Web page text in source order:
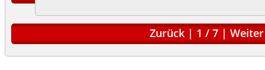
Zurück | 1 / 7 | Weiter